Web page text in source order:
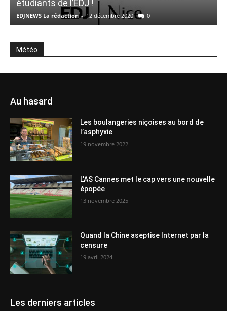
étudiants de l’EDJ !
EDJNEWS La rédaction - 12 décembre 2020 0
Météo
Au hasard
Les boulangeries niçoises au bord de
l’asphyxie
19 novembre 2022
L’AS Cannes met le cap vers une nouvelle
épopée
13 novembre 2025
Quand la Chine aseptise Internet par la
censure
19 avril 2024
Les derniers articles